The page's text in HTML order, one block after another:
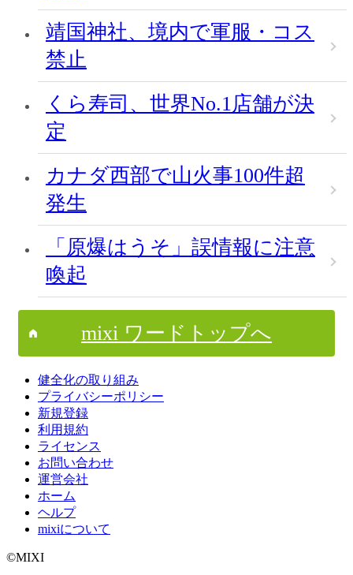
靖国神社、境内で軍服・コス
禁止
くら寿司、世界No.1店舗が決
定
カナダ西部で山火事100件超
発生
「原爆はうそ」誤情報に注意
喚起
mixi ワードトップへ
健全化の取り組み
プライバシーポリシー
新規登録
利用規約
ライセンス
お問い合わせ
運営会社
ホーム
ヘルプ
mixiについて
©MIXI